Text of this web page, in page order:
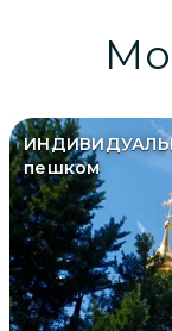
пешком